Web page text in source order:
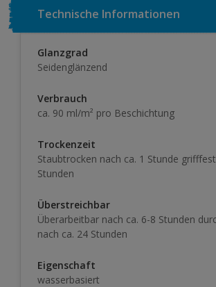
Technische Informationen
Glanzgrad
Seidenglänzend
Verbrauch
ca. 90 ml/m² pro Beschichtung
Trockenzeit
Staubtrocken nach ca. 1 Stunde
Stunden
Überstreichbar
Überarbeitbar nach ca. 6-8 Stunden
nach ca. 24 Stunden
Eigenschaft
wasserbasiert